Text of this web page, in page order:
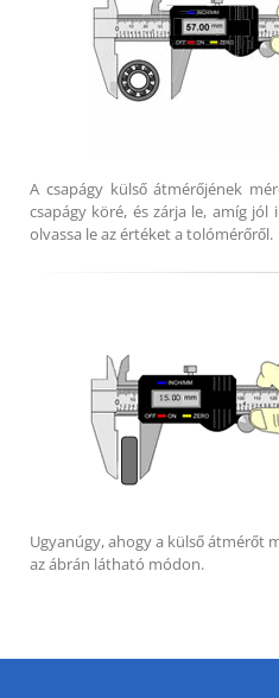
A csapágy külső átmérőjének
csapágy köré, és zárja le, amíg jól
olvassa le az értéket a tolómérőről.
Ugyanúgy, ahogy a külső átmérőt
az ábrán látható módon.